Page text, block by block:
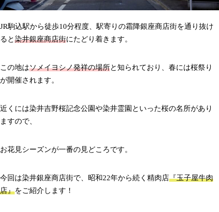
JR駒込駅から徒歩10分程度、駅寄りの霜降銀座商店街を通り抜け
ると染井銀座商店街にたどり着きます。
この地はソメイヨシノ発祥の場所と知られており、春には桜祭り
が開催されます。
近くには染井吉野桜記念公園や染井霊園といった桜の名所があり
ますので、
お花見シーズンが一番の見どころです。
今回は染井銀座商店街で、昭和22年から続く精肉店『玉子屋牛肉
店』をご紹介します！